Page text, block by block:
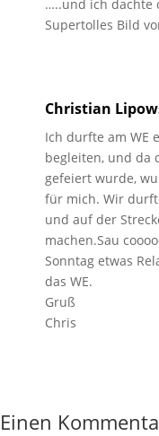
…..und ich dachte
Supertolles Bild
Christian
Ich durfte am WE
begleiten, und da
gefeiert wurde,
für mich. Wir
und auf der
machen.Sau
Sonntag etwas
das WE.
Gruß
Chris
Einen